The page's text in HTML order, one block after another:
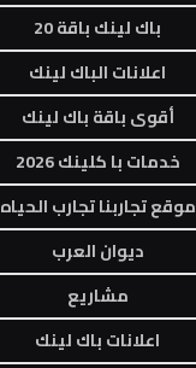
باك لينك باقة 20
اعلانات الباك لينك
أقوى باقة باك لينك
خدمات با كلينك 2026
موقع تجاربنا تجارب الحياه
ديوان العرب
مشاريع
اعلانات باك لينك